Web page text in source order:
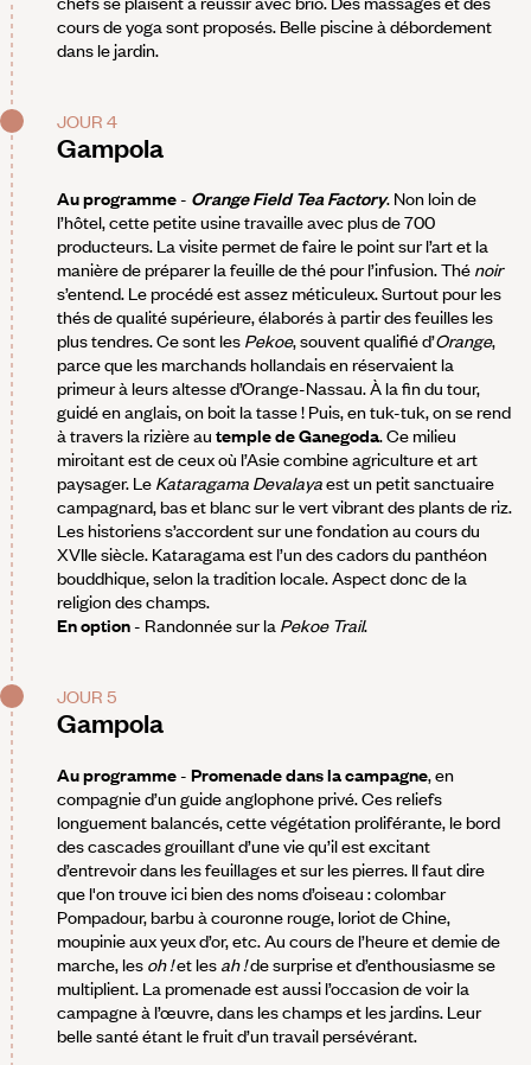
cours de yoga sont proposés. Belle piscine à débordement
dans le jardin.
JOUR 4
Gampola
Au programme- Orange Field Tea Factory. Non loin de
l’hôtel, cette petite usine travaille avec plus de 700
producteurs. La visite permet de faire le point sur l’art et la
manière de préparer la feuille de thé pour l’infusion. Thé noir
s’entend. Le procédé est assez méticuleux. Surtout pour les
thés de qualité supérieure, élaborés à partir des feuilles les
plus tendres. Ce sont les Pekoe, souvent qualifié d’Orange,
parce que les marchands hollandais en réservaient la
primeur à leurs altesse d’Orange-Nassau. À la fin du tour,
guidé en anglais, on boit la tasse ! Puis, en tuk-tuk, on se rend
à travers la rizière au temple de Ganegoda. Ce milieu
miroitant est de ceux où l’Asie combine agriculture et art
paysager. Le Kataragama Devalayaest un petit sanctuaire
campagnard, bas et blanc sur le vert vibrant des plants de riz.
Les historiens s’accordent sur une fondation au cours du
XVIIe siècle. Kataragama est l’un des cadors du panthéon
bouddhique, selon la tradition locale. Aspect donc de la
religion des champs.
En option- Randonnée sur la Pekoe Trail.
JOUR 5
Gampola
Au programme- Promenade dans la campagne, en
compagnie d’un guide anglophone privé. Ces reliefs
longuement balancés, cette végétation proliférante, le bord
des cascades grouillant d’une vie qu’il est excitant
d’entrevoir dans les feuillages et sur les pierres. Il faut dire
que l'on trouve ici bien des noms d’oiseau : colombar
Pompadour, barbu à couronne rouge, loriot de Chine,
moupinie aux yeux d’or, etc. Au cours de l’heure et demie de
marche, les oh !et les ah !de surprise et d’enthousiasme se
multiplient. La promenade est aussi l’occasion de voir la
campagne à l’œuvre, dans les champs et les jardins. Leur
belle santé étant le fruit d’un travail persévérant.